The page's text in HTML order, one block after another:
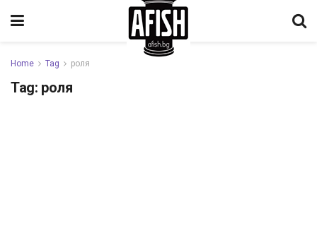
Home Tag роля
Tag: роля